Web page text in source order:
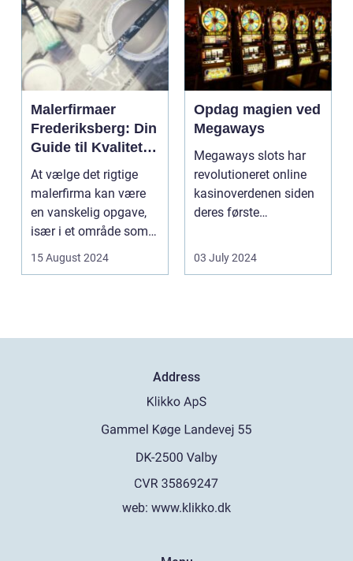
Malerfirmaer
Frederiksberg: Din
Guide til Kvalitet
og Service
At vælge det rigtige
malerfirma kan være
en vanskelig opgave,
især i et område som
15 August 2024
Opdag magien ved
Megaways
Megaways slots har
revolutioneret online
kasinoverdenen siden
deres første
spillea...
03 July 2024
Address
web: www.klikko.dk